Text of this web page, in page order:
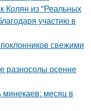
Колян из "Реальных
участию в
свежими
разносолы осенне
месяц в